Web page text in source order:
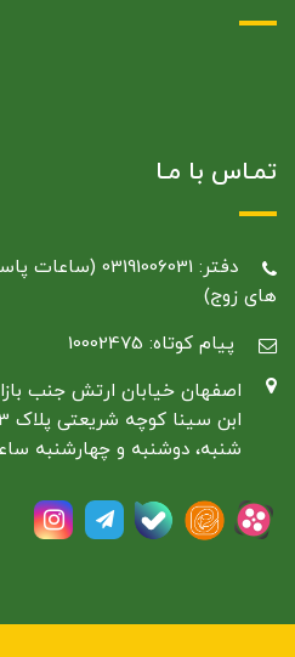
تمـاس با مـا
های زوج)
پیام کوتاه: 10002475
شنبه، دوشنبه و چهارشنبه ساعت 10 صبح